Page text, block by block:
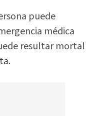
puede
médica
resultar mortal